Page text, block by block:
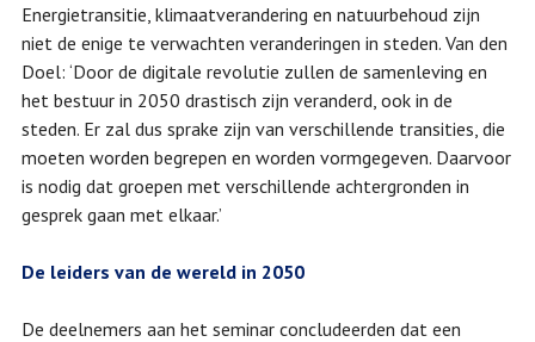
Energietransitie, klimaatverandering en natuurbehoud zijn
niet de enige te verwachten veranderingen in steden. Van den
Doel: ‘Door de digitale revolutie zullen de samenleving en
het bestuur in 2050 drastisch zijn veranderd, ook in de
steden. Er zal dus sprake zijn van verschillende transities, die
moeten worden begrepen en worden vormgegeven. Daarvoor
is nodig dat groepen met verschillende achtergronden in
gesprek gaan met elkaar.’
De leiders van de wereld in 2050
De deelnemers aan het seminar concludeerden dat een